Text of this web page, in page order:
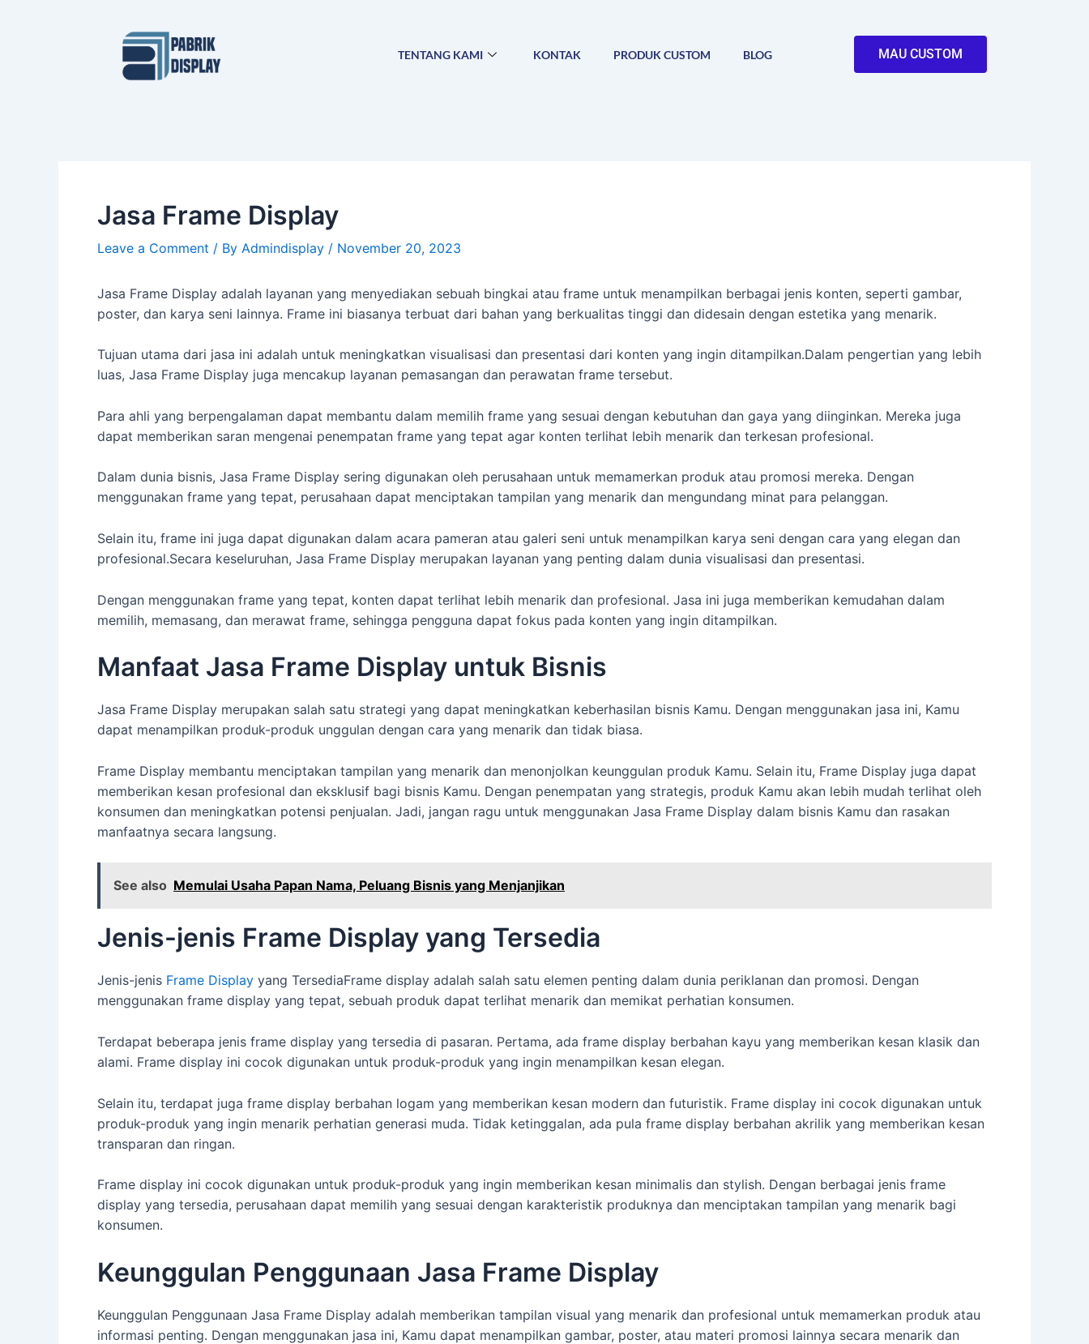
TENTANG KAMI KONTAK PRODUK CUSTOM BLOG MAU CUSTOM
Jasa Frame Display
Leave a Comment / By Admindisplay / November 20, 2023
Jasa Frame Display adalah layanan yang menyediakan sebuah bingkai atau frame untuk menampilkan berbagai jenis konten, seperti gambar,
poster, dan karya seni lainnya. Frame ini biasanya terbuat dari bahan yang berkualitas tinggi dan didesain dengan estetika yang menarik.
Tujuan utama dari jasa ini adalah untuk meningkatkan visualisasi dan presentasi dari konten yang ingin ditampilkan.Dalam pengertian yang lebih
luas, Jasa Frame Display juga mencakup layanan pemasangan dan perawatan frame tersebut.
Para ahli yang berpengalaman dapat membantu dalam memilih frame yang sesuai dengan kebutuhan dan gaya yang diinginkan. Mereka juga
dapat memberikan saran mengenai penempatan frame yang tepat agar konten terlihat lebih menarik dan terkesan profesional.
Dalam dunia bisnis, Jasa Frame Display sering digunakan oleh perusahaan untuk memamerkan produk atau promosi mereka. Dengan
menggunakan frame yang tepat, perusahaan dapat menciptakan tampilan yang menarik dan mengundang minat para pelanggan.
Selain itu, frame ini juga dapat digunakan dalam acara pameran atau galeri seni untuk menampilkan karya seni dengan cara yang elegan dan
profesional.Secara keseluruhan, Jasa Frame Display merupakan layanan yang penting dalam dunia visualisasi dan presentasi.
Dengan menggunakan frame yang tepat, konten dapat terlihat lebih menarik dan profesional. Jasa ini juga memberikan kemudahan dalam
memilih, memasang, dan merawat frame, sehingga pengguna dapat fokus pada konten yang ingin ditampilkan.
Manfaat Jasa Frame Display untuk Bisnis
Jasa Frame Display merupakan salah satu strategi yang dapat meningkatkan keberhasilan bisnis Kamu. Dengan menggunakan jasa ini, Kamu
dapat menampilkan produk-produk unggulan dengan cara yang menarik dan tidak biasa.
Frame Display membantu menciptakan tampilan yang menarik dan menonjolkan keunggulan produk Kamu. Selain itu, Frame Display juga dapat
memberikan kesan profesional dan eksklusif bagi bisnis Kamu. Dengan penempatan yang strategis, produk Kamu akan lebih mudah terlihat oleh
konsumen dan meningkatkan potensi penjualan. Jadi, jangan ragu untuk menggunakan Jasa Frame Display dalam bisnis Kamu dan rasakan
manfaatnya secara langsung.
See also Memulai Usaha Papan Nama, Peluang Bisnis yang Menjanjikan
Jenis-jenis Frame Display yang Tersedia
Jenis-jenis Frame Display yang TersediaFrame display adalah salah satu elemen penting dalam dunia periklanan dan promosi. Dengan
menggunakan frame display yang tepat, sebuah produk dapat terlihat menarik dan memikat perhatian konsumen.
Terdapat beberapa jenis frame display yang tersedia di pasaran. Pertama, ada frame display berbahan kayu yang memberikan kesan klasik dan
alami. Frame display ini cocok digunakan untuk produk-produk yang ingin menampilkan kesan elegan.
Selain itu, terdapat juga frame display berbahan logam yang memberikan kesan modern dan futuristik. Frame display ini cocok digunakan untuk
produk-produk yang ingin menarik perhatian generasi muda. Tidak ketinggalan, ada pula frame display berbahan akrilik yang memberikan kesan
transparan dan ringan.
Frame display ini cocok digunakan untuk produk-produk yang ingin memberikan kesan minimalis dan stylish. Dengan berbagai jenis frame
display yang tersedia, perusahaan dapat memilih yang sesuai dengan karakteristik produknya dan menciptakan tampilan yang menarik bagi
konsumen.
Keunggulan Penggunaan Jasa Frame Display
Keunggulan Penggunaan Jasa Frame Display adalah memberikan tampilan visual yang menarik dan profesional untuk memamerkan produk atau
informasi penting. Dengan menggunakan jasa ini, Kamu dapat menampilkan gambar, poster, atau materi promosi lainnya secara menarik dan
navigation